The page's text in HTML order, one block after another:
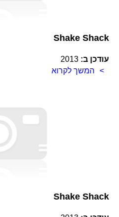
Shake Shack
עודכן ב: 2013
המשך לקרוא
Shake Shack